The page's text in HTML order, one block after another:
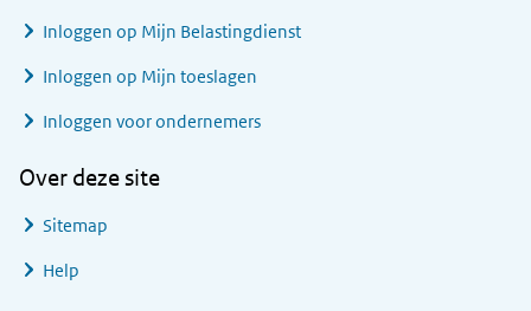
Inloggen op Mijn Belastingdienst
Inloggen op Mijn toeslagen
Inloggen voor ondernemers
Over deze site
Sitemap
Help